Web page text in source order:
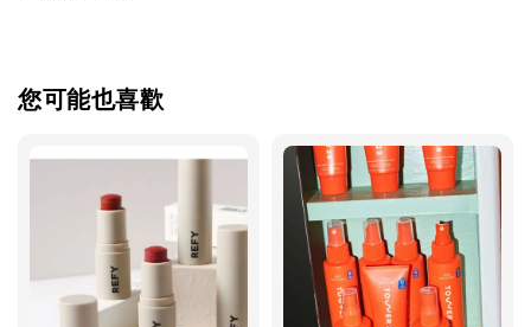
您可能也喜歡